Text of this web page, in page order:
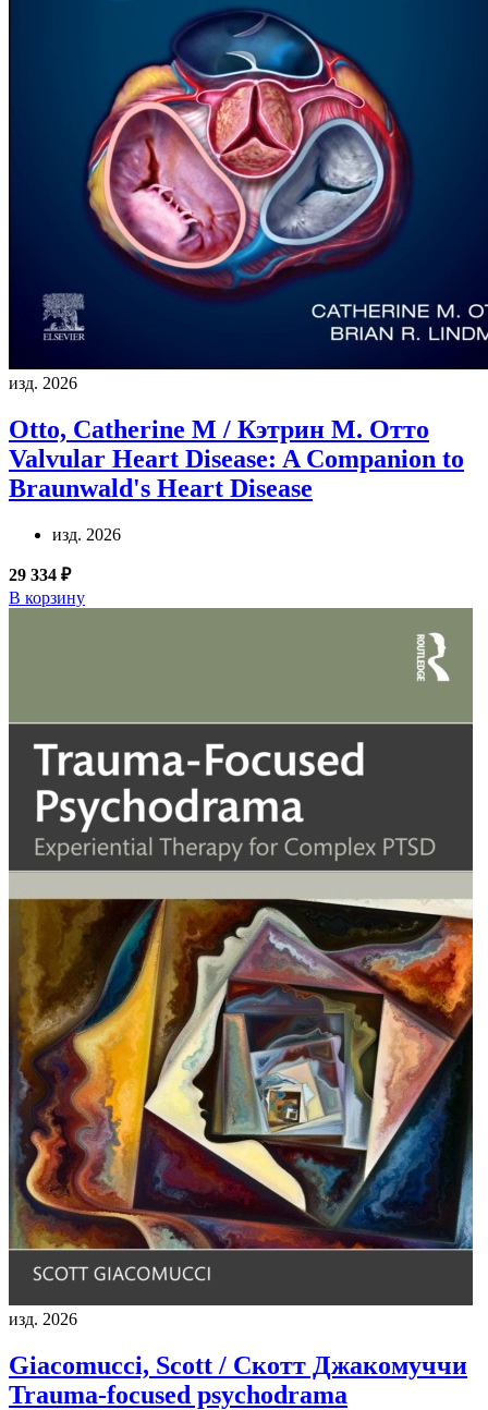
изд. 2026
Otto, Catherine M / Кэтрин М. Отто
Valvular Heart Disease: A Companion to
Braunwald's Heart Disease
изд. 2026
29 334 ₽
В корзину
изд. 2026
Giacomucci, Scott / Скотт Джакомуччи
Trauma-focused psychodrama